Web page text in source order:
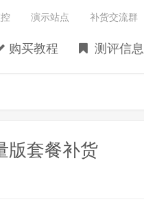
购买教程 测评信息
演示站点 补货交流群
版套餐补货